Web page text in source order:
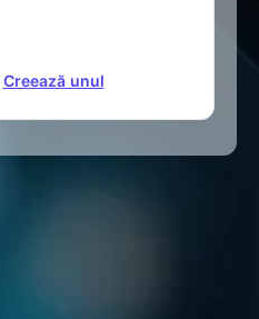
Creează unul